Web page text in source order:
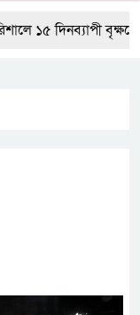
১৫ দিনব্যাপী
পুঁজিবাজারে